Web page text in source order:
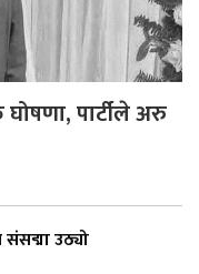
घोषणा, पार्टीले अरु
उठ्यो